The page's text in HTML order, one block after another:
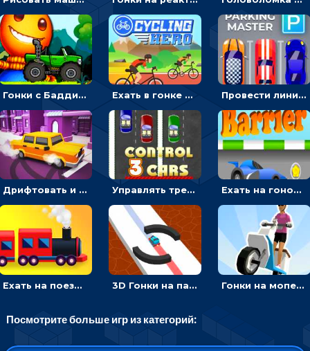
Гонки с Бадди: ехать на джипе и собирать монеты Ехать в гонке на велосипедах через трамплины к финишу на скорость - спортивные Провести линию, чтобы припарковать машину на место и собрать монеты - гонки
Дрифтовать и парковаться на городской трассе - гонки Управлять тремя машинками в разных рядах на трассе - гонки Ехать на гоночной машине, чтобы обходить преграды и собирать звезды - для мальчиков
Ехать на поезде, через препятствия и собирать пассажиров - для мальчиков 3D Гонки на паровозике: ехать по линии или обходить преграды Гонки на мопеде с курьером: менять полосы движения, чтобы собирать деньги
Посмотрите больше игр из категорий: